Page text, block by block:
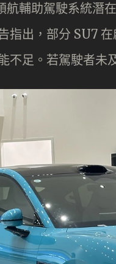
航輔助駕駛系統
指出，部分 SU7
不足。若駕駛者未